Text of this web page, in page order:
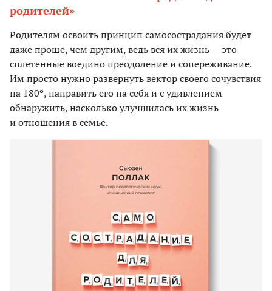
родителей»
Родителям освоить принцип самосострадания будет
даже проще, чем другим, ведь вся их жизнь — это
сплетенные воедино преодоление и сопереживание.
Им просто нужно развернуть вектор своего сочувствия
на 180º, направить его на себя и с удивлением
обнаружить, насколько улучшилась их жизнь
и отношения в семье.